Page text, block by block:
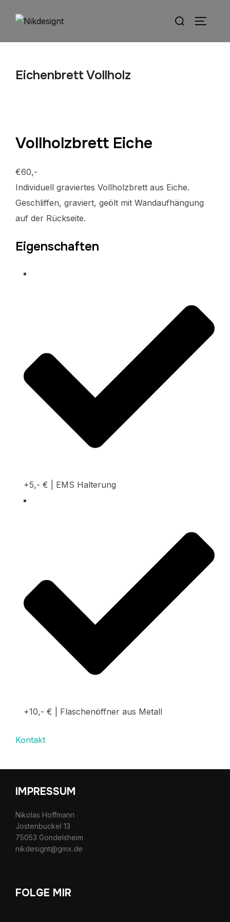
Eichenbrett Vollholz
Vollholzbrett Eiche
€60,-
Individuell graviertes Vollholzbrett aus Eiche.
Geschliffen, graviert, geölt mit Wandaufhängung
auf der Rückseite.
Eigenschaften
+5,- € | EMS Halterung
+10,- € | Flaschenöffner aus Metall
Kontakt
IMPRESSUM
Nikolas Hoffmann
Jostenbuckel 13
75053 Gondelsheim
nikdesignt@gmx.de
FOLGE MIR